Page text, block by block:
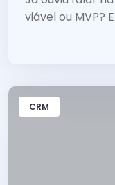
viável ou MVP?
CRM